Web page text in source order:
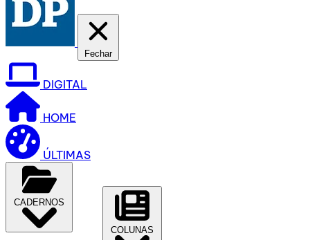
Fechar
DIGITAL
HOME
ÚLTIMAS
CADERNOS
COLUNAS